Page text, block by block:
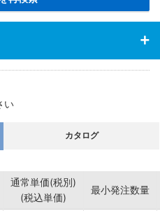
い
カタログ
通常単価(税別)
(税込単価)
最小発注数量